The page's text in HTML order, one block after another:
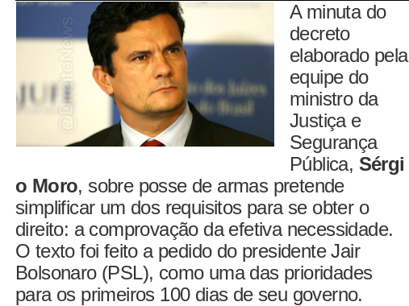
A minuta do
decreto
elaborado pela
equipe do
ministro da
Justiça e
Segurança
Pública, Sérgi
o Moro, sobre posse de armas pretende
simplificar um dos requisitos para se obter o
direito: a comprovação da efetiva necessidade.
O texto foi feito a pedido do presidente Jair
Bolsonaro (PSL), como uma das prioridades
para os primeiros 100 dias de seu governo.